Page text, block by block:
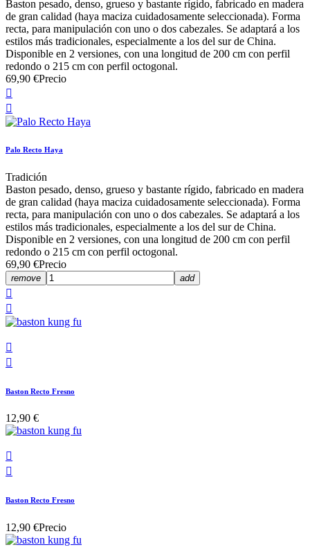
Baston pesado, denso, grueso y bastante rígido, fabricado en madera
de gran calidad (haya maciza cuidadosamente seleccionada). Forma
recta, para manipulación con uno o dos cabezales. Se adaptará a los
estilos más tradicionales, especialmente a los del sur de China.
Disponible en 2 versiones, con una longitud de 200 cm con perfil
redondo o 215 cm con perfil octogonal.
69,90 €Precio


Palo Recto Haya
Tradición
Baston pesado, denso, grueso y bastante rígido, fabricado en madera
de gran calidad (haya maciza cuidadosamente seleccionada). Forma
recta, para manipulación con uno o dos cabezales. Se adaptará a los
estilos más tradicionales, especialmente a los del sur de China.
Disponible en 2 versiones, con una longitud de 200 cm con perfil
redondo o 215 cm con perfil octogonal.
69,90 €Precio
remove add




Baston Recto Fresno
12,90 €


Baston Recto Fresno
12,90 €Precio